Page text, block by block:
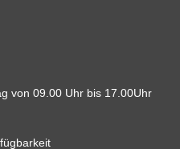
von 09.00 Uhr bis 17.00Uhr